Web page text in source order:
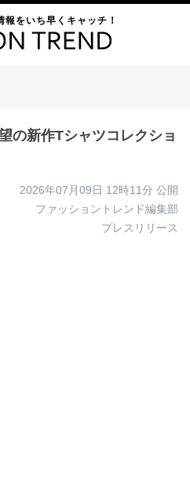
をいち早くキャッチ！
の新作Tシャツコレクショ
2026年07月09日 12時11分 公開
ファッショントレンド編集部
プレスリリース